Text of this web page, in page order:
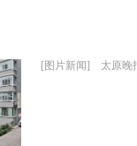
[图片新闻] 太原晚